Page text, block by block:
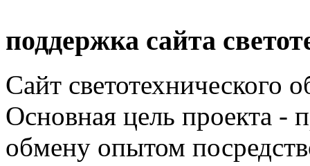
поддержка сайта
Сайт светотехнического
Основная цель проекта -
обмену опытом